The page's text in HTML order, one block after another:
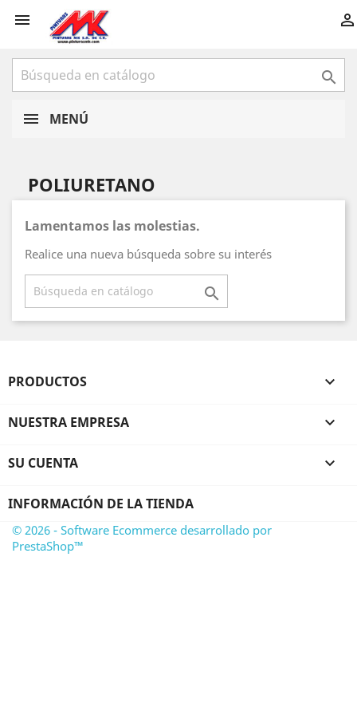
 

MENÚ
POLIURETANO
Lamentamos las molestias.
Realice una nueva búsqueda sobre su interés

PRODUCTOS 
NUESTRA EMPRESA 
SU CUENTA 
INFORMACIÓN DE LA TIENDA
© 2026 - Software Ecommerce desarrollado por
PrestaShop™